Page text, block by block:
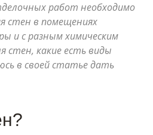
работ необходимо
стен в помещениях
и с разным химическим
стен, какие есть виды
в своей статье дать